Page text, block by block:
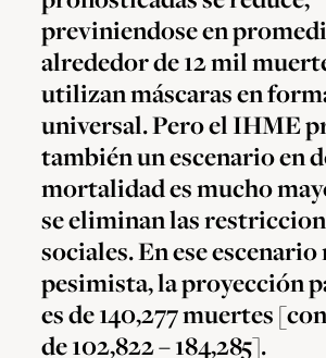
previniendose en
alrededor de 12 mil
utilizan máscaras en
universal. Pero el IHME
también un escenario en
mortalidad es mucho
se eliminan las
sociales. En ese escenario
pesimista, la proyección
es de 140,277 muertes
de 102,822 – 184,285].